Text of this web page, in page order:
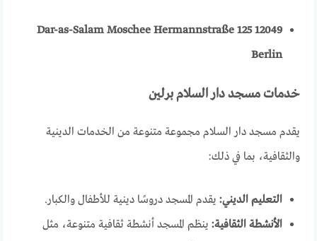
Dar-as-Salam Moschee Hermannstraße 125 12049
Berlin
خدمات مسجد دار السلام برلين
يقدم مسجد دار السلام مجموعة متنوعة من الخدمات الدينية
والثقافية، بما في ذلك:
التعليم الديني: يقدم المسجد دروسًا دينية للأطفال والكبار.
الأنشطة الثقافية: ينظم المسجد أنشطة ثقافية متنوعة، مثل